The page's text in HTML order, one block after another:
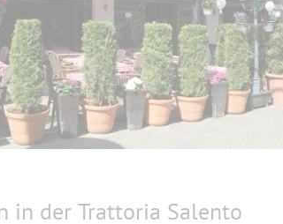
in der Trattoria Salento